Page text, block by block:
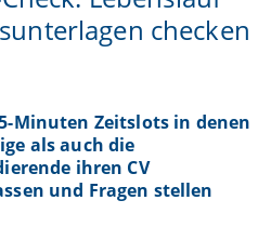
checken
Minuten Zeitslots in denen
als auch die
ihren CV
und Fragen stellen